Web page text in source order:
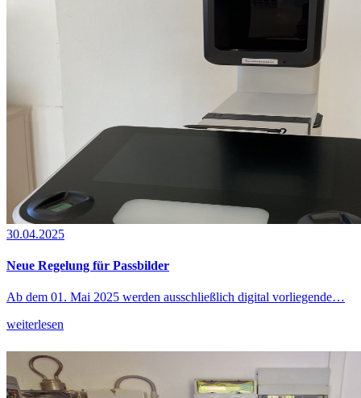
30.04.2025
Neue Regelung für Passbilder
Ab dem 01. Mai 2025 werden ausschließlich digital vorliegende…
weiterlesen